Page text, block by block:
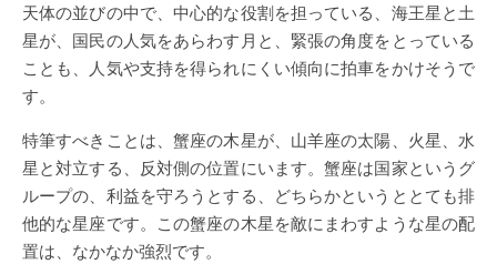
天体の並びの中で、中心的な役割を担っている、海王星と土
星が、国民の人気をあらわす月と、緊張の角度をとっている
ことも、人気や支持を得られにくい傾向に拍車をかけそうで
す。
特筆すべきことは、蟹座の木星が、山羊座の太陽、火星、水
星と対立する、反対側の位置にいます。蟹座は国家というグ
ループの、利益を守ろうとする、どちらかというととても排
他的な星座です。この蟹座の木星を敵にまわすような星の配
置は、なかなか強烈です。